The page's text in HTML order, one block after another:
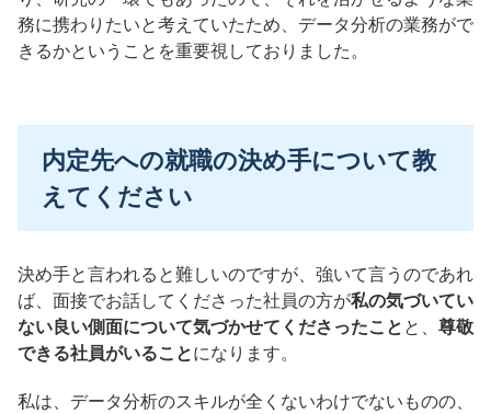
務に携わりたいと考えていたため、データ分析の業務がで
きるかということを重要視しておりました。
内定先への就職の決め手について教
えてください
決め手と言われると難しいのですが、強いて言うのであれ
ば、面接でお話してくださった社員の方が私の気づいてい
ない良い側面について気づかせてくださったこと と、 尊敬
できる社員がいることになります。
私は、データ分析のスキルが全くないわけでないものの、